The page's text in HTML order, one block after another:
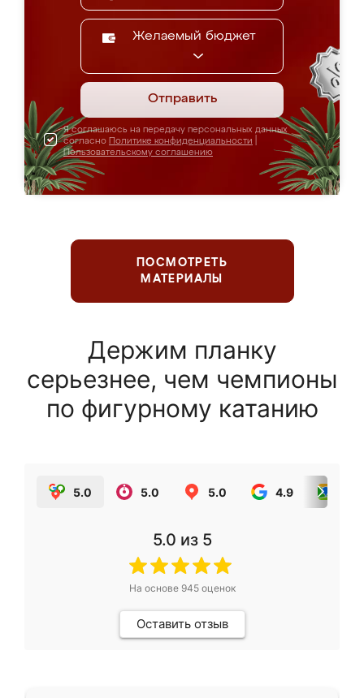
Желаемый бюджет
Отправить
Я соглашаюсь на передачу персональных данных
согласно Политике конфиденциальности
Пользовательскому соглашению
ПОСМОТРЕТЬ
МАТЕРИАЛЫ
Держим планку
серьезнее, чем чемпионы
по фигурному катанию
5.0 5.0 5.0 4.9
5.0 из 5
На основе 945оценок
Оставить отзыв